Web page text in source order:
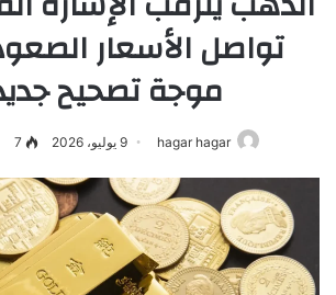
تواصل الأسعار
موجة تصحيح
hagar hagar 9 يوليو، 2026 7